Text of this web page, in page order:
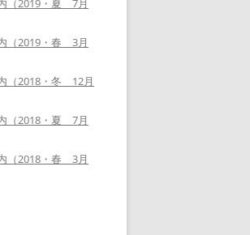
（2019・夏 7月
（2019・春 3月
（2018・冬 12月
（2018・夏 7月
（2018・春 3月